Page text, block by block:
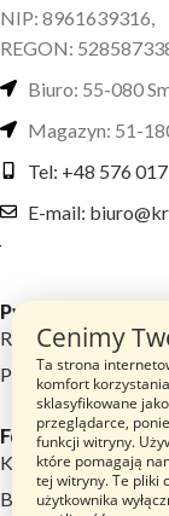
NIP: 8961639316,
REGON:
Biuro: 55-080
Magazyn: 51-
Tel: +48 576
E-mail:
Przydatne linki
Regulamin sklepu
Polityka
Footer menu
Katalog Produktów
Blog
Cenimy
Ta strona
komfort
sklasyfikowane
przeglądarce,
funkcji witryny.
które pomagają
tej witryny. Te pliki
użytkownika